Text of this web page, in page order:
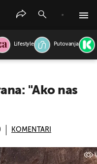
Lifestyle Putovanja
"Ako nas
KOMENTARI